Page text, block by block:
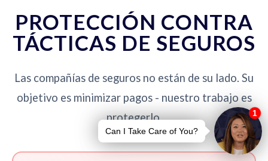
PROTECCIÓN CONTRA
TÁCTICAS DE SEGUROS
Las compañías de seguros no están de su lado. Su
objetivo es minimizar pagos - nuestro trabajo es
protegerlo.